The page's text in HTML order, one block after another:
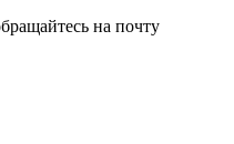
на почту